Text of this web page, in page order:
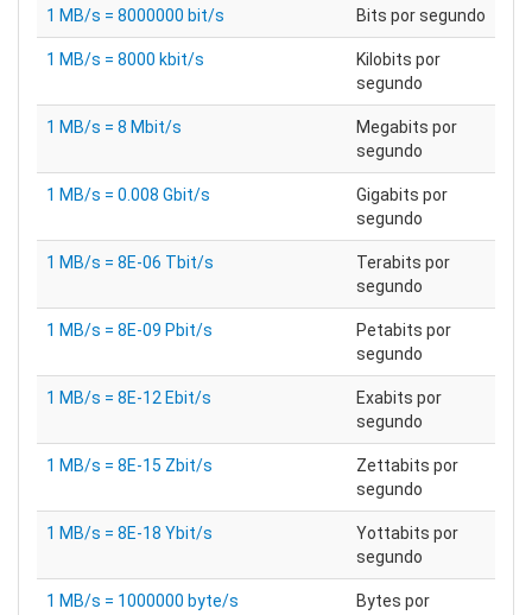
1 MB/s = 8000000 bit/s Bits por segundo
1 MB/s = 8000 kbit/s
Kilobits por
segundo
1 MB/s = 8 Mbit/s
Megabits por
segundo
1 MB/s = 0.008 Gbit/s
Gigabits por
segundo
1 MB/s = 8E-06 Tbit/s
Terabits por
segundo
1 MB/s = 8E-09 Pbit/s
Petabits por
segundo
1 MB/s = 8E-12 Ebit/s
Exabits por
segundo
1 MB/s = 8E-15 Zbit/s
Zettabits por
segundo
1 MB/s = 8E-18 Ybit/s
Yottabits por
segundo
1 MB/s = 1000000 byte/s
Bytes por